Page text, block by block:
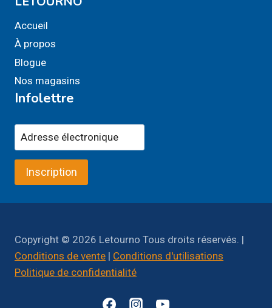
Accueil
À propos
Blogue
Nos magasins
Infolettre
Inscription
Copyright © 2026 Letourno Tous droits réservés. |
Conditions de vente | Conditions d'utilisations
Politique de confidentialité